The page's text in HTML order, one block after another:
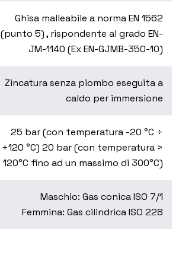
Ghisa malleabile a norma EN 1562
(punto 5) , rispondente al grado EN-
JM-1140 (Ex EN-GJMB-350-10)
Zincatura senza piombo eseguita a
caldo per immersione
25 bar (con temperatura -20 °C ÷
+120 °C) 20 bar (con temperatura >
120°C fino ad un massimo di 300°C)
Maschio: Gas conica ISO 7/1
Femmina: Gas cilindrica ISO 228